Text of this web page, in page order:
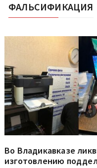
ФАЛЬСИФИКАЦИЯ
Во Владикавказе
изготовлению